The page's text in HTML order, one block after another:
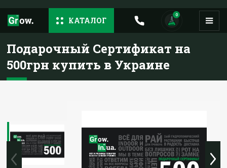
КАТАЛОГ
0
Подарочный Сертификат на
500грн купить в Украине